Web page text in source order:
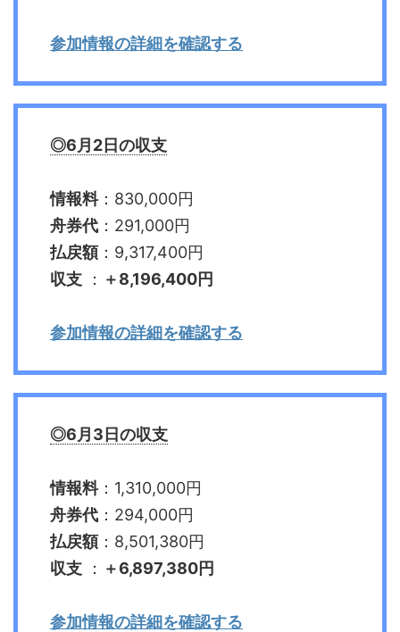
参加情報の詳細を確認する
◎6月2日の収支
情報料：830,000円
舟券代 ：291,000円
払戻額：9,317,400円
収支 ： ＋8,196,400円
参加情報の詳細を確認する
◎6月3日の収支
情報料：1,310,000円
舟券代 ：294,000円
払戻額：8,501,380円
収支 ： ＋6,897,380円
参加情報の詳細を確認する